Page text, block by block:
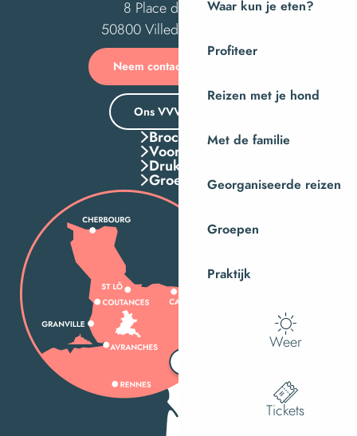
Waar kun je eten?
Profiteer
Reizen met je hond
Met de familie
Georganiseerde reizen
Groepen
Praktijk
Weer
Tickets
8 Place des Costils
50800 Villedieu-les-Poêles
Neem contact met ons op
Ons VVV-kantoor
Brochures
Voordelen
Druk Op
Groepen